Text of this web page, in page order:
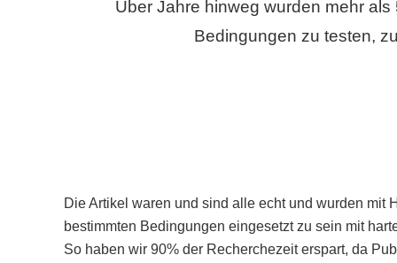
Über Jahre hinweg wurden mehr
Bedingungen zu testen,
Die Artikel waren und sind alle echt und wurden mit
bestimmten Bedingungen eingesetzt zu sein mit
So haben wir 90% der Recherchezeit erspart, da